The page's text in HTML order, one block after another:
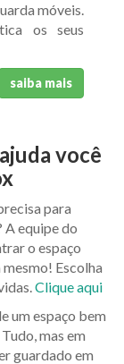
móveis.
os seus
saiba mais
você
para
A equipe do
o espaço
Escolha
Clique aqui
um espaço bem
mas em
guardado em